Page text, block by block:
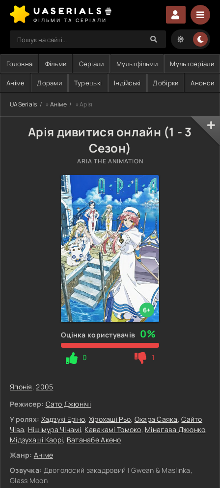
UASERIALS🍿
ФІЛЬМИ ТА СЕРІАЛИ
Головна Фільми Серіали Мультфільми Мультсеріали
Аніме Дорами Турецькі Індійські Добірки Анонси
UASerials » Аніме » Арія
Арія дивитися онлайн (1 - 3
Сезон)
ARIA THE ANIMATION
6+
Оцінка користувачів 0%
0 1
Японія,2005
Режисер: Сато Джюнічі
У ролях: Хадзукі Еріно, Хірохаші Рьо, Охара Саяка,Сайто
Чіва, Нішімура Чінамі, Кавакамі Томоко, Мінаґава Джюнко,
Мідзухаші Каорі, Ватанабе Акено
Жанр: Аніме
Озвучка: Двоголосий закадровий | Gwean & Maslinka,
Glass Moon